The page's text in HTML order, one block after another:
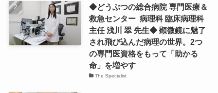
◆どうぶつの総合病院 専門医療＆
救急センター 病理科 臨床病理科
主任 浅川 翠 先生◆ 顕微鏡に魅了
され飛び込んだ病理の世界。2つ
の専門医資格をもって「助かる
命」を増やす
The Specialist